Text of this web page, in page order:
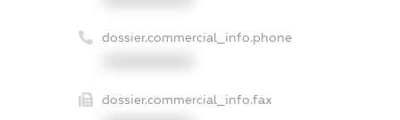
dossier.commercial_info.phone
dossier.commercial_info.fax